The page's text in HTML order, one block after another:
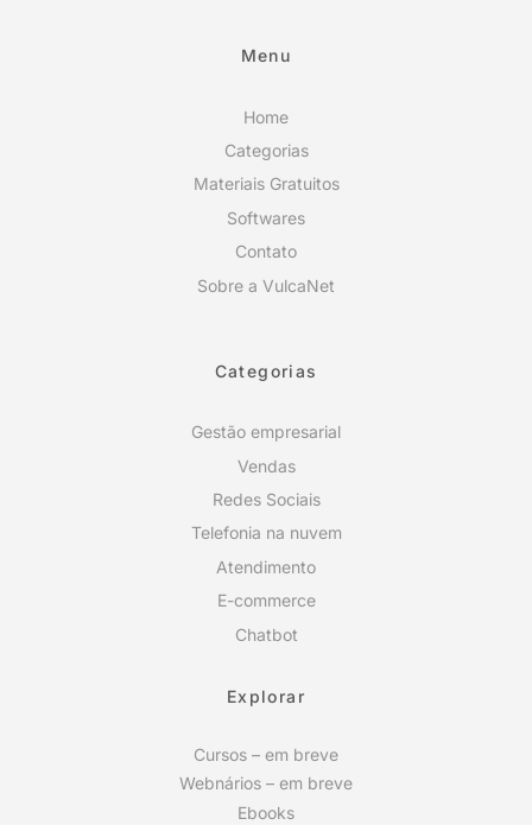
Menu
Home
Categorias
Materiais Gratuitos
Softwares
Contato
Sobre a VulcaNet
Categorias
Gestão empresarial
Vendas
Redes Sociais
Telefonia na nuvem
Atendimento
E-commerce
Chatbot
Explorar
Cursos – em breve
Webnários – em breve
Ebooks